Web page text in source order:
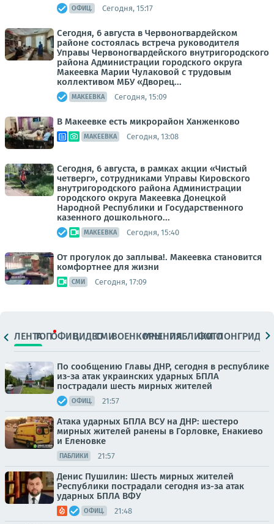
ОФИЦ. Сегодня, 15:17
Сегодня, 6 августа в Червоногвардейском
районе состоялась встреча руководителя
Управы Червоногвардейского внутригородского
района Администрации городского округа
Макеевка Марии Чулаковой с трудовым
коллективом МБУ «Дворец...
МАКЕЕВКА Сегодня, 15:09
В Макеевке есть микрорайон Ханженково
МАКЕЕВКА Сегодня, 13:08
Сегодня, 6 августа, в рамках акции «Чистый
четверг», сотрудниками Управы Кировского
внутригородского района Администрации
городского округа Макеевка Донецкой
Народной Республики и Государственного
казенного дошкольного...
МАКЕЕВКА Сегодня, 15:40
От прогулок до заплыва!. Макеевка становится
комфортнее для жизни
СМИ Сегодня, 17:09
ЛЕНТАТОПОФИЦ.ВИДЕОСМИВОЕНКОРЫМНЕНИЯПАБЛИКИ
ФОТОЛОНГРИДЫ
По сообщению Главы ДНР, сегодня в республике
из-за атак украинских ударных БПЛА
пострадали шесть мирных жителей
ОФИЦ. 21:57
Атака ударных БПЛА ВСУ на ДНР: шестеро
мирных жителей ранены в Горловке, Енакиево
и Еленовке
ПАБЛИКИ 21:57
Денис Пушилин: Шесть мирных жителей
Республики пострадали сегодня из-за атак
ударных БПЛА ВФУ
ОФИЦ. 21:48